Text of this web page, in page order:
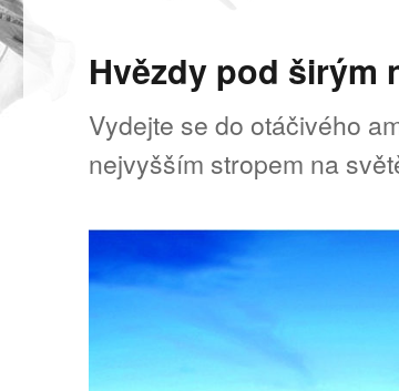
Hvězdy pod širým
Vydejte se do otáčivého
nejvyšším stropem na